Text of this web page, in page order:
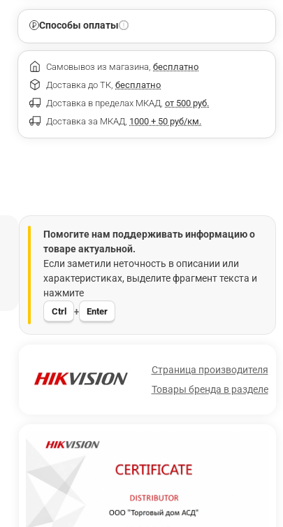
Способы оплаты
Самовывоз из магазина, бесплатно
Доставка до ТК, бесплатно
Доставка в пределах МКАД, от 500 руб.
Доставка за МКАД, 1000 + 50 руб/км.
Помогите нам поддерживать информацию о
товаре актуальной.
Если заметили неточность в описании или
характеристиках, выделите фрагмент текста и
нажмите
Ctrl + Enter
Страница производителя
Товары бренда в разделе